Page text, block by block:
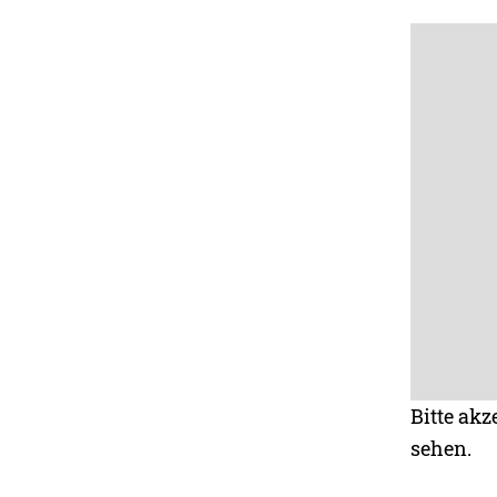
Bitte
sehen.